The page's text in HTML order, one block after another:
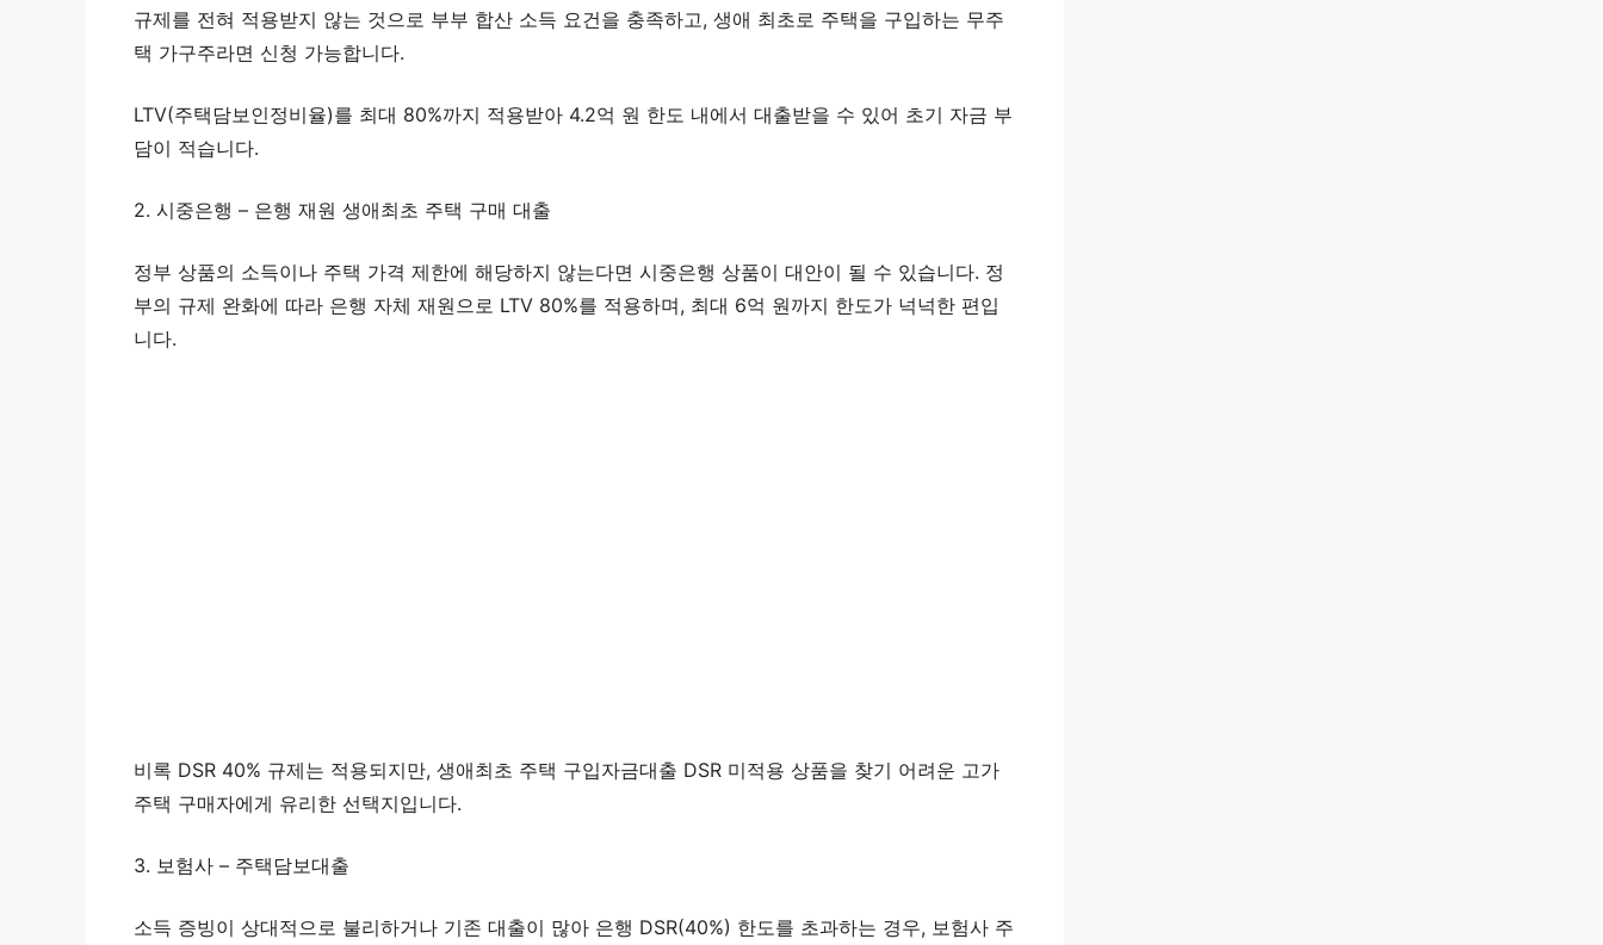
규제를 전혀 적용받지 않는 것으로 부부 합산 소득 요건을 충족하고, 생애 최초로 주택을 구입하는 무주
택 가구주라면 신청 가능합니다.
LTV(주택담보인정비율)를 최대 80%까지 적용받아 4.2억 원 한도 내에서 대출받을 수 있어 초기 자금 부
담이 적습니다.
2. 시중은행 – 은행 재원 생애최초 주택 구매 대출
정부 상품의 소득이나 주택 가격 제한에 해당하지 않는다면 시중은행 상품이 대안이 될 수 있습니다. 정
부의 규제 완화에 따라 은행 자체 재원으로 LTV 80%를 적용하며, 최대 6억 원까지 한도가 넉넉한 편입
니다.
비록 DSR 40% 규제는 적용되지만, 생애최초 주택 구입자금대출 DSR 미적용 상품을 찾기 어려운 고가
주택 구매자에게 유리한 선택지입니다.
3. 보험사 – 주택담보대출
소득 증빙이 상대적으로 불리하거나 기존 대출이 많아 은행 DSR(40%) 한도를 초과하는 경우, 보험사 주